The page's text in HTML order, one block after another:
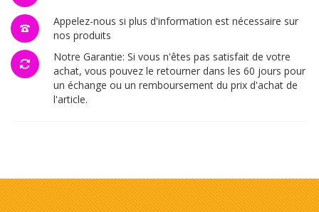
Appelez-nous si plus d'information est nécessaire sur
nos produits
Notre Garantie: Si vous n'êtes pas satisfait de votre
achat, vous pouvez le retourner dans les 60 jours pour
un échange ou un remboursement du prix d'achat de
l'article.